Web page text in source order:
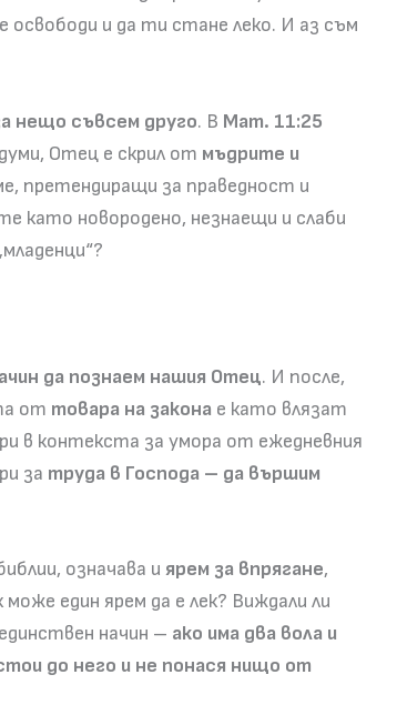
и да ти стане леко. И аз съм
нещо съвсем друго. В Мат. 11:25
Отец е скрил от мъдрите и
претендиращи за праведност и
като новородено, незнаещи и слаби
да познаем нашия Отец. И после,
от товара на закона е като влязат
в контекста за умора от ежедневния
за труда в Господа – да вършим
означава и ярем за впрягане,
един ярем да е лек? Виждали ли
начин – ако има два вола и
до него и не понася нищо от